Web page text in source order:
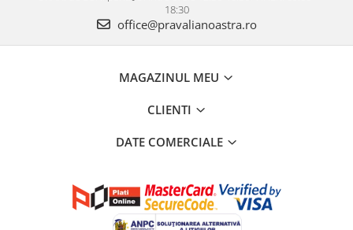
18:30
office@pravalianoastra.ro
MAGAZINUL MEU
CLIENTI
DATE COMERCIALE